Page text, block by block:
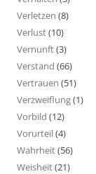
Verletzen (8)
Verlust(10)
Vernunft(3)
Verstand (66)
Vertrauen (51)
Verzweiflung(1)
Vorbild (12)
Vorurteil(4)
Wahrheit(56)
Weisheit(21)